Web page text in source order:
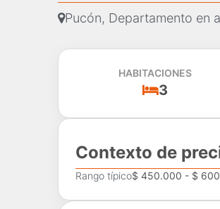
Pucón, Departamento en
HABITACIONES
3
Contexto de
Rango típico$ 450.000 - $